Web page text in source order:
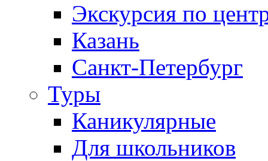
Экскурсия по
Казань
Санкт-Петербург
Туры
Каникулярные
Для школьников